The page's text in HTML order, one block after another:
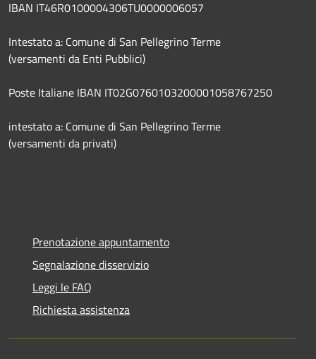
IBAN IT46R0100004306TU0000006057
Intestato a: Comune di San Pellegrino Terme
(versamenti da Enti Pubblici)
Poste Italiane IBAN IT02G0760103200001058767250
intestato a: Comune di San Pellegrino Terme
(versamenti da privati)
Prenotazione appuntamento
Segnalazione disservizio
Leggi le FAQ
Richiesta assistenza